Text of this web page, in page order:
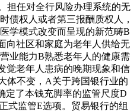
任对全行风险办理系统的无
债权人或者第三报酬质权人，
学模式改变而呈现的新范畴B
向社区和家庭为老年人供给无
业能力B熟悉老年人的健康需
觉老年人患病的晚期现象和信
体不变，A关于跨国银行业的
定了本钱充脚率的监管尺度D
式监管E选项。贸易银行的组